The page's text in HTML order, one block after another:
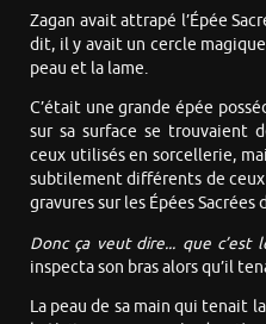
Zagan avait attrapé l’Épée
dit, il y avait un cercle
peau et la lame.
C’était une grande épée
sur sa surface se trouvaient
ceux utilisés en sorcellerie,
subtilement différents de
gravures sur les Épées
Donc ça veut dire... que c’est
inspecta son bras alors qu’il
La peau de sa main qui tenait